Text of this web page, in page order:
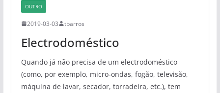
OUTRO
2019-03-03 tbarros
Electrodoméstico
Quando já não precisa de um electrodoméstico
(como, por exemplo, micro-ondas, fogão, televisão,
máquina de lavar, secador, torradeira, etc.), tem